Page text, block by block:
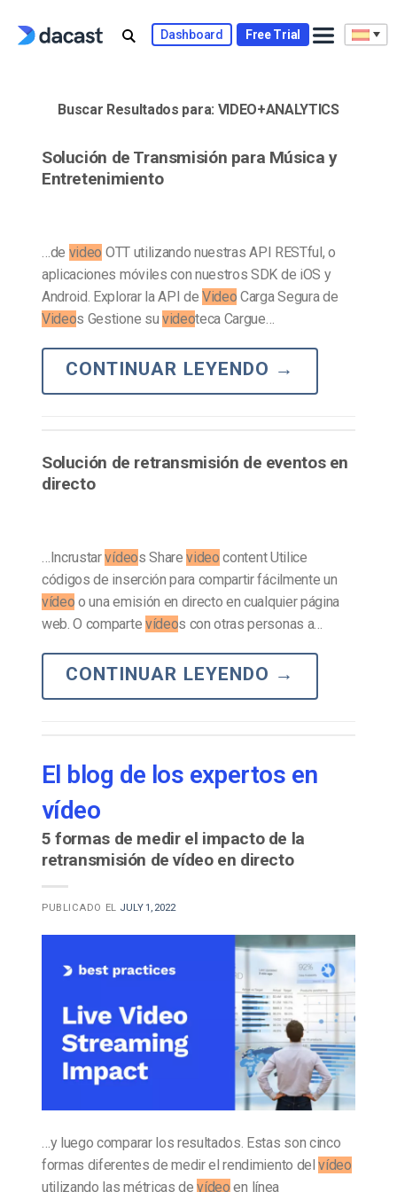
Dashboard Free Trial
Buscar Resultados para: VIDEO+ANALYTICS
Solución de Transmisión para Música y
Entretenimiento
…de video OTT utilizando nuestras API RESTful, o
aplicaciones móviles con nuestros SDK de iOS y
Android. Explorar la API deVideo Carga Segura de
Videos Gestione su videoteca Cargue…
CONTINUAR LEYENDO →
Solución de retransmisión de eventos en
directo
…Incrustarvídeos Sharevideo content Utilice
códigos de inserción para compartir fácilmente un
vídeo o una emisión en directo en cualquier página
web. O comparte vídeos con otras personas a…
CONTINUAR LEYENDO →
El blog de los expertos en
vídeo
5 formas de medir el impacto de la
retransmisión de vídeo en directo
PUBLICADO EL JULY 1, 2022
…y luego comparar los resultados. Estas son cinco
formas diferentes de medir el rendimiento delvídeo
utilizando las métricas devídeo en línea